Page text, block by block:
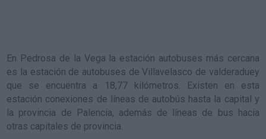
En Pedrosa de la Vega la estación autobuses más cercana
es la estación de autobuses de Villavelasco de valderaduey
que se encuentra a 18,77 kilómetros. Existen en esta
estación conexiones de líneas de autobús hasta la capital y
la provincia de Palencia, además de líneas de bus hacia
otras capitales de provincia.